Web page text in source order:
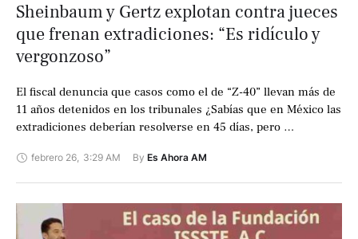
Sheinbaum y Gertz explotan contra jueces
que frenan extradiciones: “Es ridículo y
vergonzoso”
El fiscal denuncia que casos como el de “Z-40” llevan más de
11 años detenidos en los tribunales ¿Sabías que en México las
extradiciones deberían resolverse en 45 días, pero …
febrero 26, 3:29 AM By Es Ahora AM